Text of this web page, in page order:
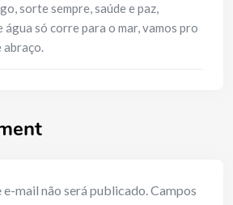
sorte sempre, saúde e paz,
água só corre para o mar, vamos pro
abraço.
e-mail não será publicado.Campos